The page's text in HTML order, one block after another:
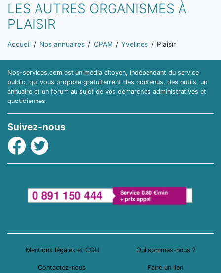
LES AUTRES ORGANISMES À
PLAISIR
Vous êtes ici:
Accueil Nos annuaires CPAM Yvelines Plaisir
Nos-services.com est un média citoyen, indépendant du service
public, qui vous propose gratuitement des contenus, des outils, un
annuaire et un forum au sujet de vos démarches administratives et
quotidiennes.
Suivez-nous
Facebook
Twitter
Mentions légales et CGU Qui sommes-nous ?
Contactez-nous Faire un lien